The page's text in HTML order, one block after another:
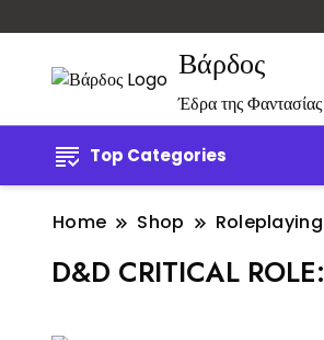
Βάρδος
Έδρα της Φαντασίας
Top Categories
Home Shop
D&D CRITICAL